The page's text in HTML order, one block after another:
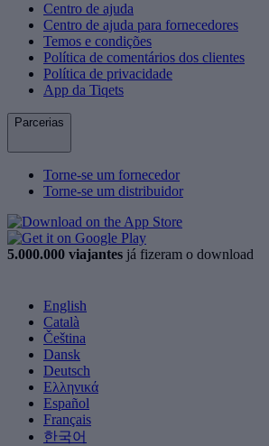
Centro de ajuda
Centro de ajuda para fornecedores
Temos e condições
Política de comentários dos clientes
Política de privacidade
App da Tiqets
Parcerias
Torne-se um fornecedor
Torne-se um distribuidor
5.000.000 viajantes já fizeram o download
English
Català
Čeština
Dansk
Deutsch
Ελληνικά
Español
Français
한국어